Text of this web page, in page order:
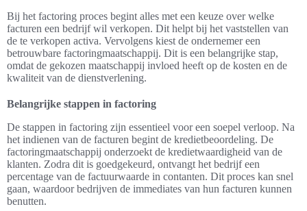
Bij het factoring proces begint alles met een keuze over welke
facturen een bedrijf wil verkopen. Dit helpt bij het vaststellen van
de te verkopen activa. Vervolgens kiest de ondernemer een
betrouwbare factoringmaatschappij. Dit is een belangrijke stap,
omdat de gekozen maatschappij invloed heeft op de kosten en de
kwaliteit van de dienstverlening.
Belangrijke stappen in factoring
De stappen in factoring zijn essentieel voor een soepel verloop. Na
het indienen van de facturen begint de kredietbeoordeling. De
factoringmaatschappij onderzoekt de kredietwaardigheid van de
klanten. Zodra dit is goedgekeurd, ontvangt het bedrijf een
percentage van de factuurwaarde in contanten. Dit proces kan snel
gaan, waardoor bedrijven de immediates van hun facturen kunnen
benutten.